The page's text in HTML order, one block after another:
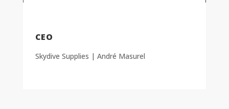
CEO
Skydive Supplies | André Masurel